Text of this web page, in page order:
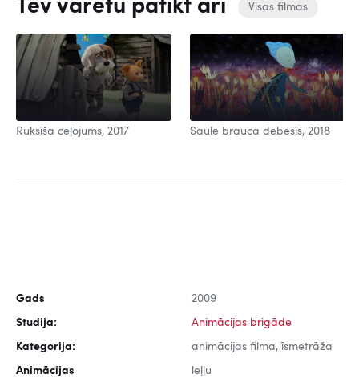
Tev varētu patikt arī Visas filmas
Ruksīša ceļojums, 2017 Saule brauca debesīs, 2018
Gads 2009
Studija: Animācijas brigāde
Kategorija: animācijas filma, īsmetrāža
Animācijas leļļu